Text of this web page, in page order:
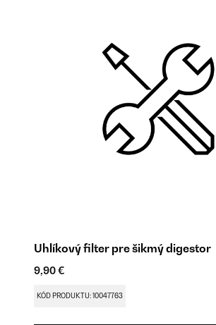
Uhlíkový filter pre šikmý digestor
9,90 €
KÓD PRODUKTU: 10047763